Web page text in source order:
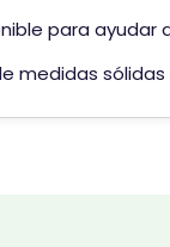
para
medidas